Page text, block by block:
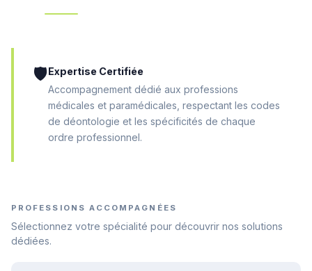
🛡️Expertise Certifiée
Accompagnement dédié aux professions
médicales et paramédicales, respectant les codes
de déontologie et les spécificités de chaque
ordre professionnel.
PROFESSIONS ACCOMPAGNÉES
Sélectionnez votre spécialité pour découvrir nos solutions
dédiées.